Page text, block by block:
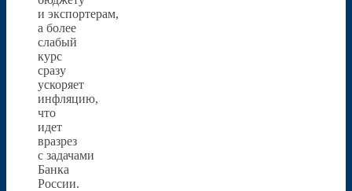
и экспортерам,
а более
слабый
курс
сразу
ускоряет
инфляцию,
что
идет
вразрез
с задачами
Банка
России.